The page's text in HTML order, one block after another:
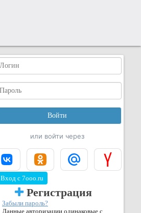
или войти через
Вход с 7ooo.ru
Регистрация
Забыли пароль?
Данные авторизации одинаковые с